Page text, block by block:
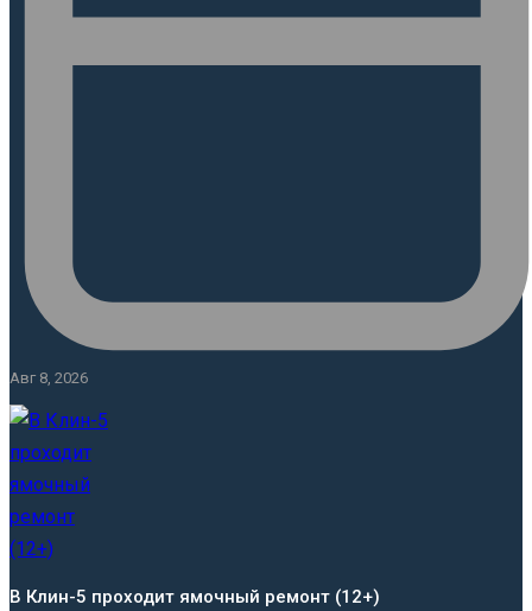
Авг 8, 2026
В Клин-5 проходит ямочный ремонт (12+)